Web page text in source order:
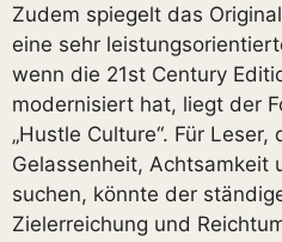
Zudem spiegelt das
eine sehr
wenn die 21st Century
modernisiert hat, liegt der
„Hustle Culture“. Für
Gelassenheit, Achtsamkeit
suchen, könnte der
Zielerreichung und